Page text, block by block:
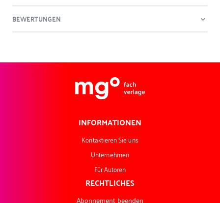
BEWERTUNGEN
INFORMATIONEN
Kontaktieren Sie uns
Unternehmen
Für Autoren
RECHTLICHES
Abonnement beenden